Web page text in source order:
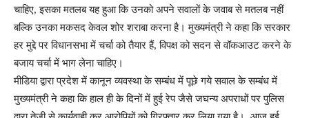
चाहिए, इसका मतलब यह हुआ कि उनको अपने सवालों के जवाब से मतलब नहीं
बल्कि उनका मकसद केवल शोर शराबा करना है। मुख्यमंत्री ने कहा कि सरकार
हर मुद्दे पर विधानसभा में चर्चा को तैयार हैं, विपक्ष को सदन से वॉकआउट करने के
बजाय चर्चा में भाग लेना चाहिए।
मीडिया द्वारा प्रदेश में कानून व्यवस्था के सम्बंध में पूछे गये सवाल के सम्बंध में
मुख्यमंत्री ने कहा कि हाल ही के दिनों में हुई रेप जैसे जघन्य अपराधों पर पुलिस